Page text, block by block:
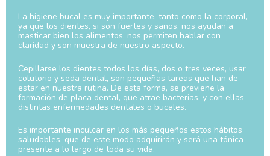
La higiene bucal es muy importante, tanto como la corporal,
ya que los dientes, si son fuertes y sanos, nos ayudan a
masticar bien los alimentos, nos permiten hablar con
claridad y son muestra de nuestro aspecto.
Cepillarse los dientes todos los días, dos o tres veces, usar
colutorio y seda dental, son pequeñas tareas que han de
estar en nuestra rutina. De esta forma, se previene la
formación de placa dental, que atrae bacterias, y con ellas
distintas enfermedades dentales o bucales.
Es importante inculcar en los más pequeños estos hábitos
saludables, que de este modo adquirirán y será una tónica
presente a lo largo de toda su vida.